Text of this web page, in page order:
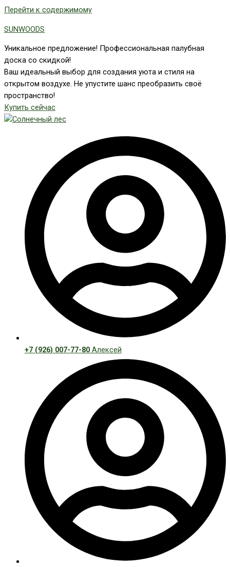
Перейти к содержимому
SUNWOODS
Уникальное предложение! Профессиональная палубная
доска со скидкой!
Ваш идеальный выбор для создания уюта и стиля на
открытом воздухе. Не упустите шанс преобразить своё
пространство!
Купить сейчас
+7 (926) 007-77-80 Алексей